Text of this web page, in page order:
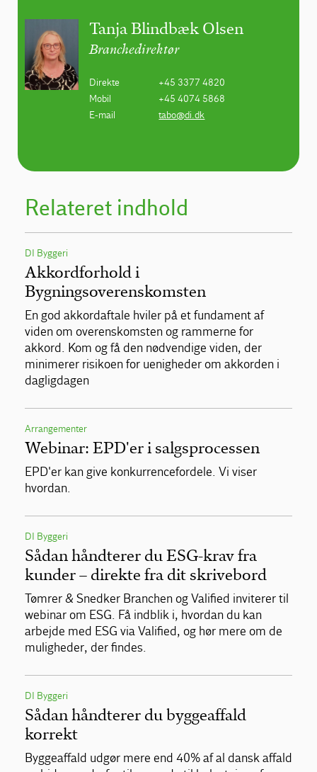
Tanja Blindbæk Olsen
Branchedirektør
Direkte
+45 3377 4820
Mobil
+45 4074 5868
E-mail
tabo@di.dk
Relateret indhold
DI Byggeri
Akkordforhold i
Bygningsoverenskomsten
En god akkordaftale hviler på et fundament af
viden om overenskomsten og rammerne for
akkord. Kom og få den nødvendige viden, der
minimerer risikoen for uenigheder om akkorden i
dagligdagen
Arrangementer
Webinar: EPD'er i salgsprocessen
EPD'er kan give konkurrencefordele. Vi viser
hvordan.
DI Byggeri
Sådan håndterer du ESG-krav fra
kunder – direkte fra dit skrivebord
Tømrer & Snedker Branchen og Valified inviterer til
webinar om ESG. Få indblik i, hvordan du kan
arbejde med ESG via Valified, og hør mere om de
muligheder, der findes.
DI Byggeri
Sådan håndterer du byggeaffald
korrekt
Byggeaffald udgør mere end 40% af al dansk affald